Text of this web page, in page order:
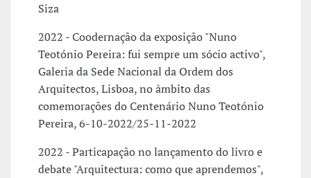
Siza
2022 - Coodernação da exposição "Nuno
Teotónio Pereira: fui sempre um sócio activo",
Galeria da Sede Nacional da Ordem dos
Arquitectos, Lisboa, no âmbito das
comemorações do Centenário Nuno Teotónio
Pereira, 6-10-2022/25-11-2022
2022 - Particapação no lançamento do livro e
debate "Arquitectura: como que aprendemos",